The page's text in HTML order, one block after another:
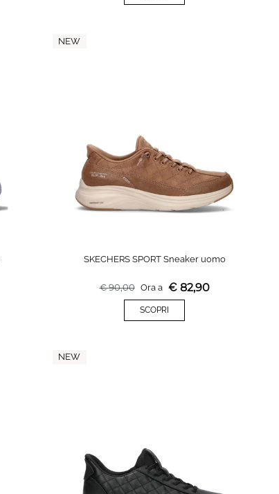
NEW
SKECHERS SPORT Sneaker uomo
€90,00 Ora a € 82,90
SCOPRI
NEW